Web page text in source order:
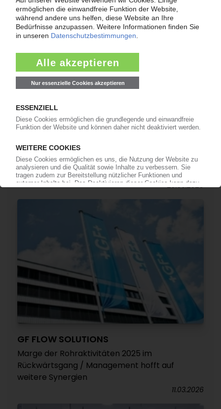
Investitionen und Produktion gehen zunehmend
ins Ausland / Deutschland mit „eklatanten
Standortnachteilen“
25.03.2026
GF FLOW SOLUTIONS
Marge der Rohraktivitäten 2025 im
Rückwärtsgang / Management hofft auf
weitere Synergien
11.03.2026